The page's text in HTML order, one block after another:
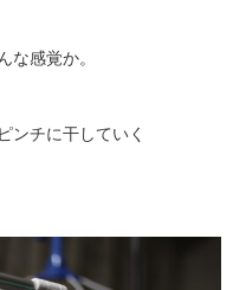
な感覚か。
ンチに干していく